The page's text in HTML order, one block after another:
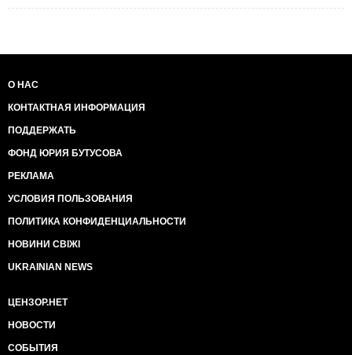
О НАС
КОНТАКТНАЯ ИНФОРМАЦИЯ
ПОДДЕРЖАТЬ
ФОНД ЮРИЯ БУТУСОВА
РЕКЛАМА
УСЛОВИЯ ПОЛЬЗОВАНИЯ
ПОЛИТИКА КОНФИДЕНЦИАЛЬНОСТИ
НОВИНИ СВІЖІ
UKRAINIAN NEWS
ЦЕНЗОР.НЕТ
НОВОСТИ
СОБЫТИЯ